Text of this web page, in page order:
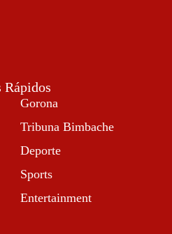
Rápidos
Gorona
Tribuna Bimbache
Deporte
Sports
Entertainment